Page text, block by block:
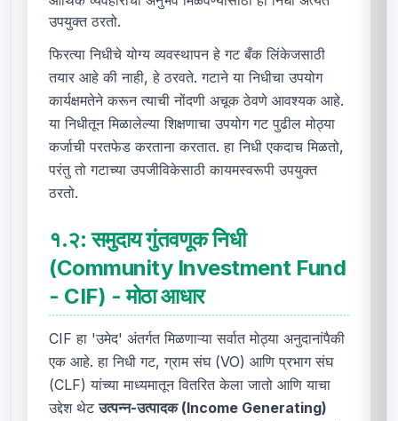
उपयुक्त ठरतो.
फिरत्या निधीचे योग्य व्यवस्थापन हे गट बँक लिंकेजसाठी
तयार आहे की नाही, हे ठरवते. गटाने या निधीचा उपयोग
कार्यक्षमतेने करून त्याची नोंदणी अचूक ठेवणे आवश्यक आहे.
या निधीतून मिळालेल्या शिक्षणाचा उपयोग गट पुढील मोठ्या
कर्जाची परतफेड करताना करतात. हा निधी एकदाच मिळतो,
परंतु तो गटाच्या उपजीविकेसाठी कायमस्वरूपी उपयुक्त
ठरतो.
१.२:समुदाय गुंतवणूक निधी
(Community Investment Fund
- CIF) - मोठा आधार
CIF हा 'उमेद' अंतर्गत मिळणाऱ्या सर्वात मोठ्या अनुदानांपैकी
एक आहे. हा निधी गट, ग्राम संघ (VO) आणि प्रभाग संघ
(CLF) यांच्या माध्यमातून वितरित केला जातो आणि याचा
उद्देश थेटउत्पन्न-उत्पादक (Income Generating)